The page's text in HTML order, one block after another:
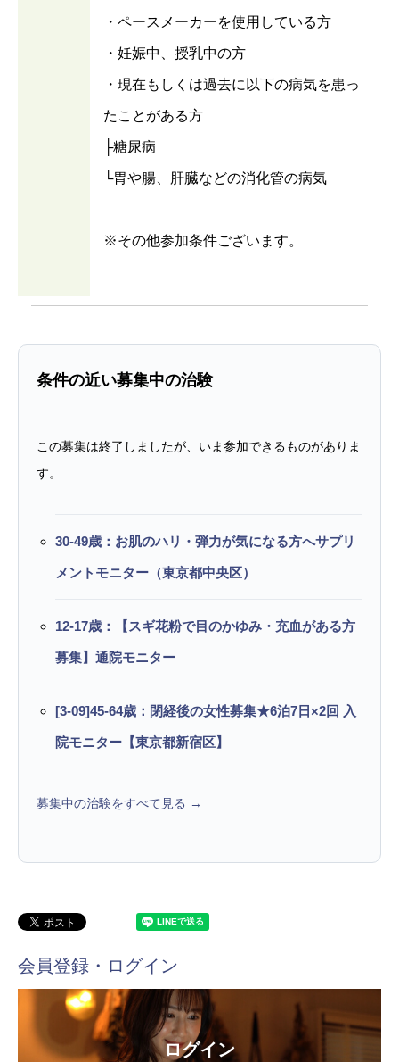
・ペースメーカーを使用している方
・妊娠中、授乳中の方
・現在もしくは過去に以下の病気を患っ
たことがある方
├糖尿病
└胃や腸、肝臓などの消化管の病気
※その他参加条件ございます。
条件の近い募集中の治験
この募集は終了しましたが、いま参加できるものがありま
す。
30-49歳：お肌のハリ・弾力が気になる方へサプリ
メントモニター（東京都中央区）
12-17歳：【スギ花粉で目のかゆみ・充血がある方
募集】通院モニター
[3-09]45-64歳：閉経後の女性募集★6泊7日×2回 入
院モニター【東京都新宿区】
募集中の治験をすべて見る →
会員登録・ログイン
ログイン